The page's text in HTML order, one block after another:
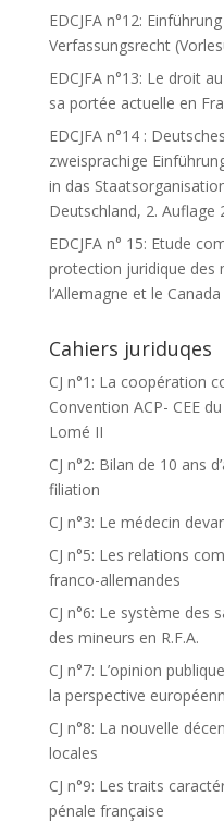
EDCJFA n°12:
Verfassungsrecht
EDCJFA n°13: Le droit
sa portée actuelle en
EDCJFA n°14 :
zweisprachige
in das
Deutschland, 2. Auflage
EDCJFA n° 15: Etude
protection juridique des
l’Allemagne et le Canada
Cahiers juriduqes
CJ n°1: La coopération
Convention ACP- CEE
Lomé II
CJ n°2: Bilan de 10 ans
filiation
CJ n°3: Le médecin
CJ n°5: Les relations
franco-allemandes
CJ n°6: Le système des
des mineurs en R.F.A.
CJ n°7: L’opinion
la perspective
CJ n°8: La nouvelle
locales
CJ n°9: Les traits
pénale française